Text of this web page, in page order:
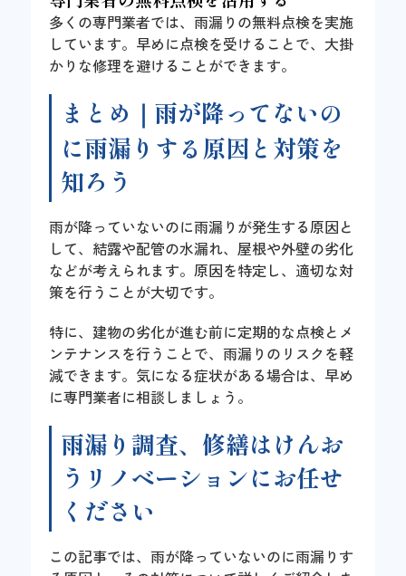
多くの専門業者では、雨漏りの無料点検を実施
しています。早めに点検を受けることで、大掛
かりな修理を避けることができます。
まとめ｜雨が降ってないの
に雨漏りする原因と対策を
知ろう
雨が降っていないのに雨漏りが発生する原因と
して、結露や配管の水漏れ、屋根や外壁の劣化
などが考えられます。原因を特定し、適切な対
策を行うことが大切です。
特に、建物の劣化が進む前に定期的な点検とメ
ンテナンスを行うことで、雨漏りのリスクを軽
減できます。気になる症状がある場合は、早め
に専門業者に相談しましょう。
雨漏り調査、修繕はけんお
うリノベーションにお任せ
ください
この記事では、雨が降っていないのに雨漏りす